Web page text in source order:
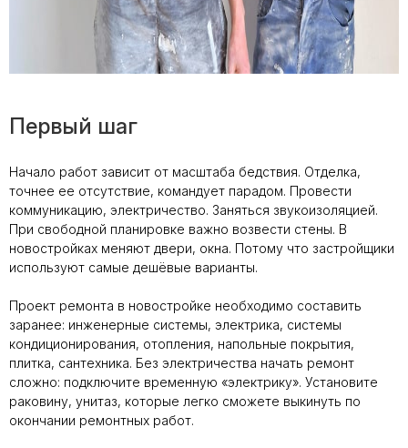
Первый шаг
Начало работ зависит от масштаба бедствия. Отделка,
точнее ее отсутствие, командует парадом. Провести
коммуникацию, электричество. Заняться звукоизоляцией.
При свободной планировке важно возвести стены. В
новостройках меняют двери, окна. Потому что застройщики
используют самые дешёвые варианты.
Проект ремонта в новостройке необходимо составить
заранее: инженерные системы, электрика, системы
кондиционирования, отопления, напольные покрытия,
плитка, сантехника. Без электричества начать ремонт
сложно: подключите временную «электрику». Установите
раковину, унитаз, которые легко сможете выкинуть по
окончании ремонтных работ.